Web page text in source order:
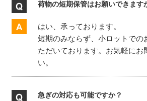
荷物の短期保管はお願いできます
はい、承っております。
短期のみならず、小ロットでの
ただいております。お気軽にお
い。
急ぎの対応も可能ですか？